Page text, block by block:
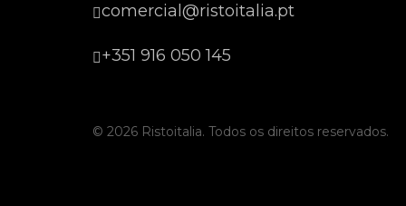
comercial@ristoitalia.pt
+351 916 050 145
© 2026 Ristoitalia. Todos os direitos reservados.